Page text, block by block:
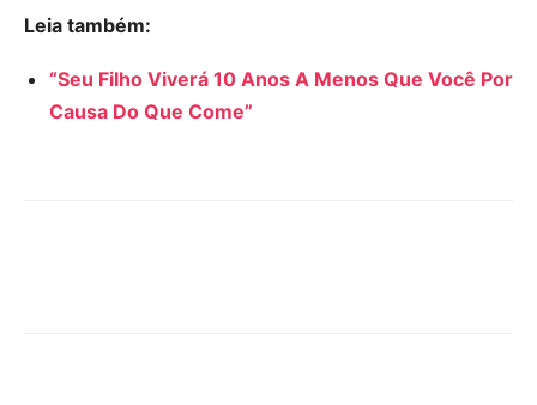
Leia também:
“Seu Filho Viverá 10 Anos A Menos Que Você Por
Causa Do Que Come”